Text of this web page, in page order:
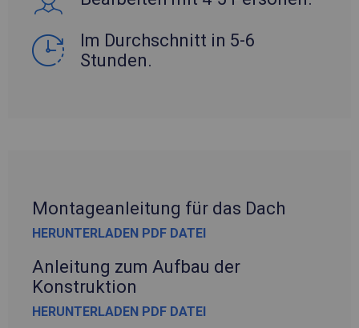
Im Durchschnitt in 5-6
Stunden.
Montageanleitung für das Dach
HERUNTERLADEN PDF DATEI
Anleitung zum Aufbau der
Konstruktion
HERUNTERLADEN PDF DATEI